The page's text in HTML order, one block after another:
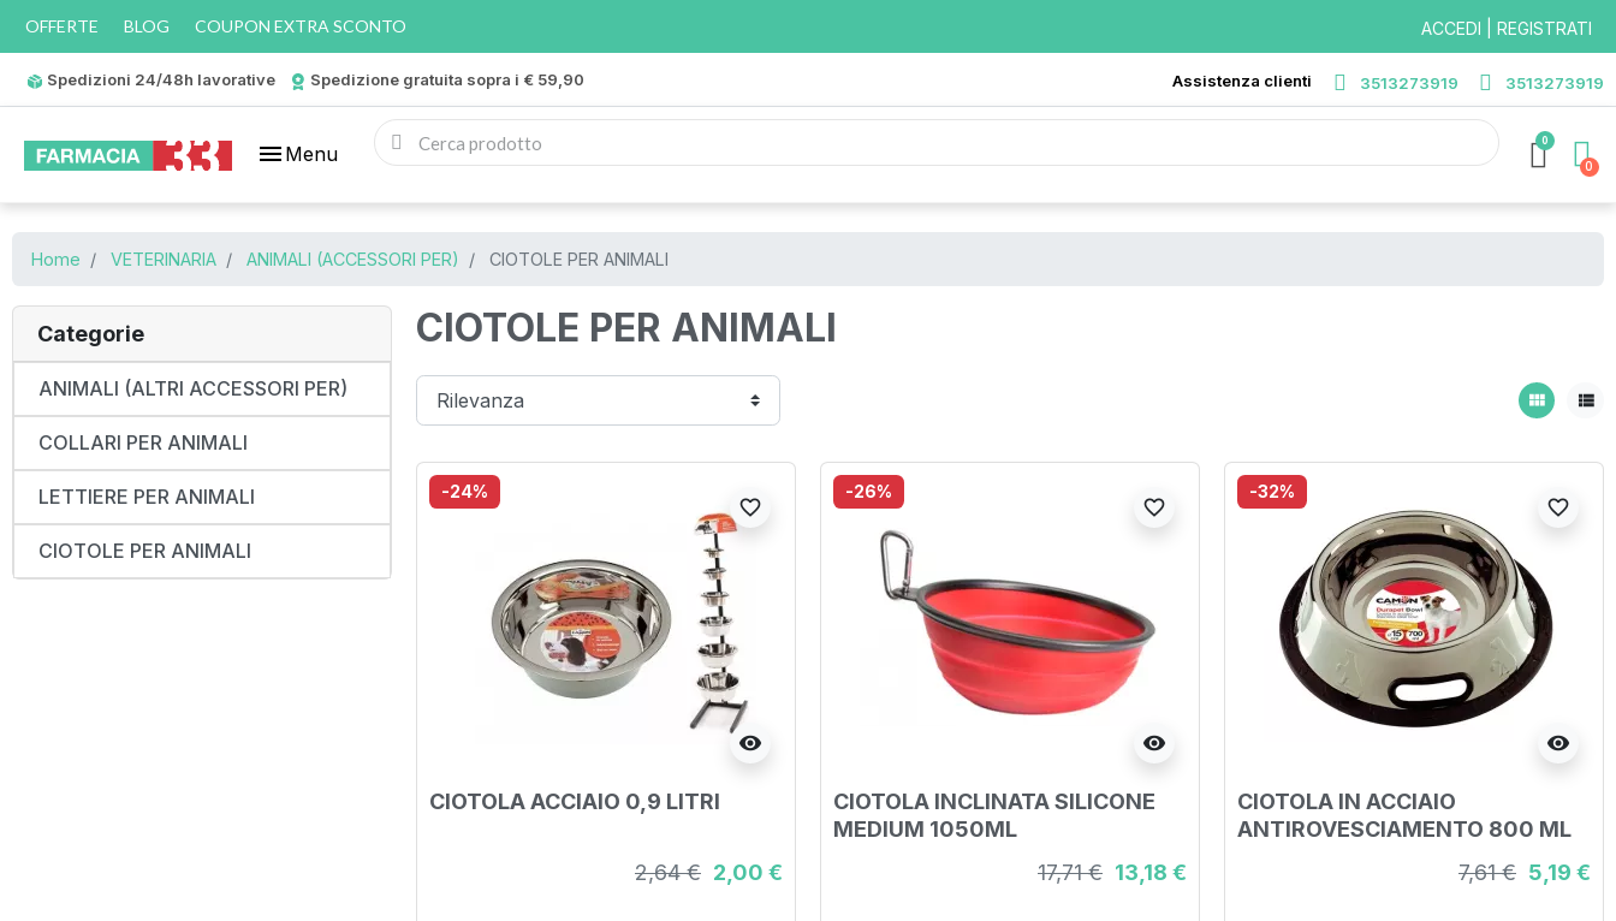
OFFERTE BLOG COUPON EXTRA SCONTO ACCEDI | REGISTRATI
Spedizioni 24/48h lavorative Spedizione gratuita sopra i € 59,90 Assistenza clienti 3513273919 3513273919
menu Menu
0
Home VETERINARIA ANIMALI (ACCESSORI PER) CIOTOLE PER ANIMALI
Categorie
ANIMALI (ALTRI ACCESSORI PER)
COLLARI PER ANIMALI
LETTIERE PER ANIMALI
CIOTOLE PER ANIMALI
CIOTOLE PER ANIMALI
view_module view_list
-24%
visibility
favorite_border
CIOTOLA ACCIAIO 0,9 LITRI
2,64 € 2,00 €
-26%
visibility
favorite_border
CIOTOLA INCLINATA SILICONE
MEDIUM 1050ML
17,71 € 13,18 €
-32%
visibility
favorite_border
CIOTOLA IN ACCIAIO
ANTIROVESCIAMENTO 800 ML
7,61 € 5,19 €